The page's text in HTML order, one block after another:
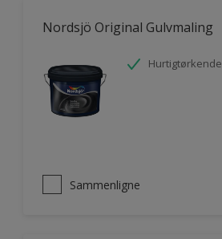
Nordsjö Original Gulvmaling
Hurtigtørkende
Sammenligne